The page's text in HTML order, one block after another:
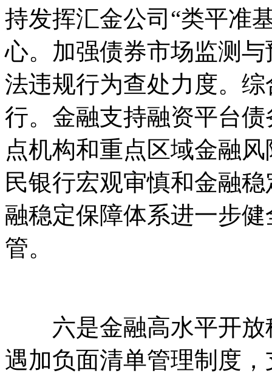
持发挥汇金公司“类平准
心。加强债券市场监测
法违规行为查处力度。
行。金融支持融资平台
点机构和重点区域金融
民银行宏观审慎和金融
融稳定保障体系进一步
管。
六是金融高水平开放
遇加负面清单管理制度